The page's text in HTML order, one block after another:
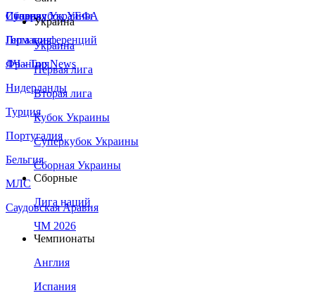
Сборная Украины
Италия
Германия
Франция
Нидерланды
Турция
Португалия
Бельгия
МЛС
Саудовская Аравия
Суперкубок УЕФА
Лига конференций
ЛЧ - Top News
Украина
Украина
Первая лига
Вторая лига
Кубок Украины
Суперкубок Украины
Сборная Украины
Сборные
Лига наций
ЧМ 2026
Чемпионаты
Англия
Испания